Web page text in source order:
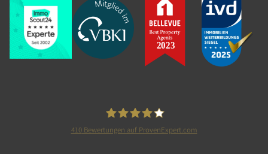
Weiterlesen
Nachhaltigkeit,
410Bewertungen auf ProvenExpert.com